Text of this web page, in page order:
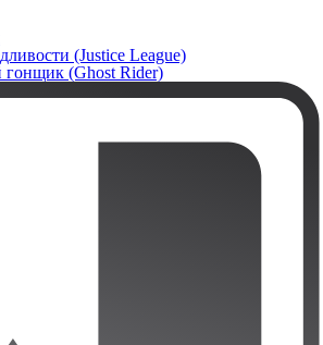
(Justice League)
(Ghost Rider)